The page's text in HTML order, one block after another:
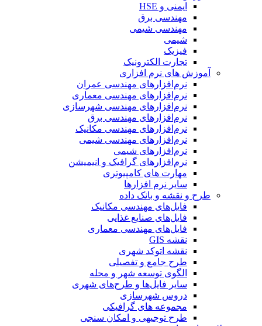
ایمنی و HSE
مهندسی برق
مهندسی شیمی
شیمی
فیزیک
تجارت الکترونیک
آموزش های نرم افزاری
نرم‌افزارهای مهندسی عمران
نرم‌افزارهای مهندسی معماری
نرم‌افزارهای مهندسی شهرسازی
نرم‌افزارهای مهندسی برق
نرم‌افزارهای مهندسی مکانیک
نرم‌افزارهای مهندسی شیمی
نرم‌افزارهای شیمی
نرم‌افزارهای گرافیک و انیمیشن
مهارت های کامپیوتری
سایر نرم افزارها
طرح و نقشه و بانک داده
فایل‌های مهندسی مکانیک
فایل‌های صنایع غذایی
فایل‌های مهندسی معماری
نقشه GIS
نقشه اتوکد شهری
طرح جامع و تفصیلی
الگوی توسعه شهر و محله
سایر فایل‌ها و طرح‌های شهری
دروس شهرسازی
مجموعه های گرافیکی
طرح توجیهی و امکان سنجی